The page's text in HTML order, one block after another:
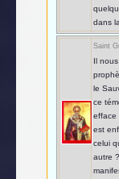
dans
Saint
Il
le
ce
efface
est
celui
autre